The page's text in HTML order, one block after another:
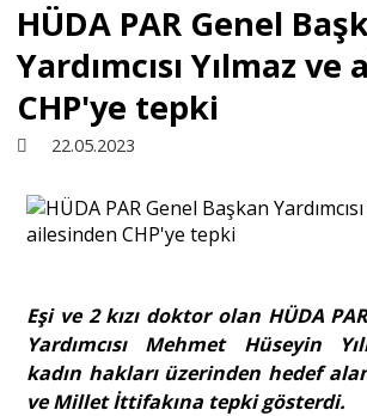
Derkenar
Sivil Toplum
Kültür - Sanat
Dünya
HÜDA PAR Genel
Yardımcısı Yılmaz
CHP'ye tepki
22.05.2023
Eşi ve 2 kızı doktor olan HÜDA
Yardımcısı Mehmet Hüseyin
kadın hakları üzerinden hedef
ve Millet İttifakına tepki gösterdi.